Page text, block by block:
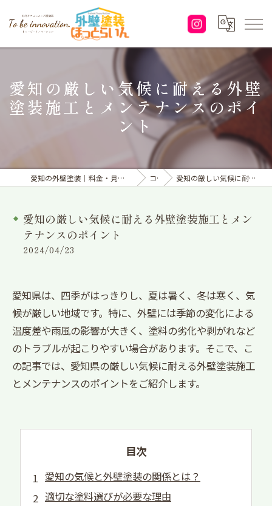
愛知の厳しい気候に耐える外壁
塗装施工とメンテナンスのポイ
ント
愛知の外壁塗装｜料金・見積り｜塗り替えなら「株式会社To be innovation.」へ コラム 愛知の厳しい気候に耐える外壁塗装施工とメンテナンスのポイント
愛知の厳しい気候に耐える外壁塗装施工とメン
テナンスのポイント
2024/04/23
愛知県は、四季がはっきりし、夏は暑く、冬は寒く、気
候が厳しい地域です。特に、外壁には季節の変化による
温度差や雨風の影響が大きく、塗料の劣化や剥がれなど
のトラブルが起こりやすい場合があります。そこで、こ
の記事では、愛知県の厳しい気候に耐える外壁塗装施工
とメンテナンスのポイントをご紹介します。
目次
愛知の気候と外壁塗装の関係とは？
適切な塗料選びが必要な理由